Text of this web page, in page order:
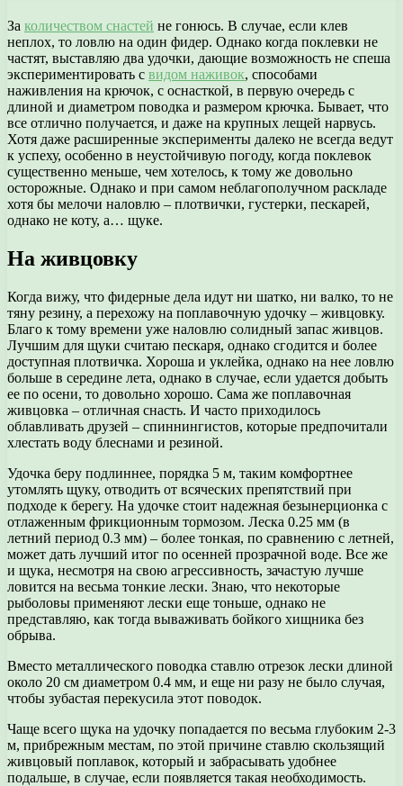
За количеством снастей не гонюсь. В случае, если клев
неплох, то ловлю на один фидер. Однако когда поклевки не
частят, выставляю два удочки, дающие возможность не спеша
экспериментировать с видом наживок, способами
наживления на крючок, с оснасткой, в первую очередь с
длиной и диаметром поводка и размером крючка. Бывает, что
все отлично получается, и даже на крупных лещей нарвусь.
Хотя даже расширенные эксперименты далеко не всегда ведут
к успеху, особенно в неустойчивую погоду, когда поклевок
существенно меньше, чем хотелось, к тому же довольно
осторожные. Однако и при самом неблагополучном раскладе
хотя бы мелочи наловлю – плотвички, густерки, пескарей,
однако не коту, а… щуке.
На живцовку
Когда вижу, что фидерные дела идут ни шатко, ни валко, то не
тяну резину, а перехожу на поплавочную удочку – живцовку.
Благо к тому времени уже наловлю солидный запас живцов.
Лучшим для щуки считаю пескаря, однако сгодится и более
доступная плотвичка. Хороша и уклейка, однако на нее ловлю
больше в середине лета, однако в случае, если удается добыть
ее по осени, то довольно хорошо. Сама же поплавочная
живцовка – отличная снасть. И часто приходилось
облавливать друзей – спиннингистов, которые предпочитали
хлестать воду блеснами и резиной.
Удочка беру подлиннее, порядка 5 м, таким комфортнее
утомлять щуку, отводить от всяческих препятствий при
подходе к берегу. На удочке стоит надежная безынерционка с
отлаженным фрикционным тормозом. Леска 0.25 мм (в
летний период 0.3 мм) – более тонкая, по сравнению с летней,
может дать лучший итог по осенней прозрачной воде. Все же
и щука, несмотря на свою агрессивность, зачастую лучше
ловится на весьма тонкие лески. Знаю, что некоторые
рыболовы применяют лески еще тоньше, однако не
представляю, как тогда вываживать бойкого хищника без
обрыва.
Вместо металлического поводка ставлю отрезок лески длиной
около 20 см диаметром 0.4 мм, и еще ни разу не было случая,
чтобы зубастая перекусила этот поводок.
Чаще всего щука на удочку попадается по весьма глубоким 2-3
м, прибрежным местам, по этой причине ставлю скользящий
живцовый поплавок, который и забрасывать удобнее
подальше, в случае, если появляется такая необходимость.